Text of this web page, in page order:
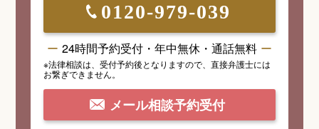
0120-979-039
24時間予約受付・年中無休・通話無料
※法律相談は、受付予約後となりますので、 直接弁護士には
お繋ぎできません。
メール相談予約受付